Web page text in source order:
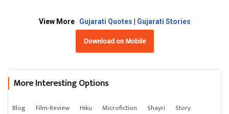
View More Gujarati Quotes Gujarati Stories
Download on Mobile
More Interesting Options
Blog Film-Review Hiku Microfiction Shayri
Story